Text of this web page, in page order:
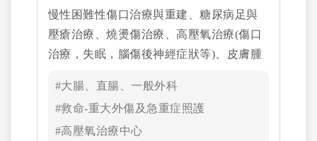
慢性困難性傷口治療與重建、糖尿病足與
壓瘡治療、燒燙傷治療、高壓氧治療(傷口
治療，失眠，腦傷後神經症狀等)、皮膚腫
創傷、醫學美容(陰道緊緻、雷射除疤、點
痣等)
#大腸、直腸、一般外科
#救命-重大外傷及急重症照護
#高壓氧治療中心